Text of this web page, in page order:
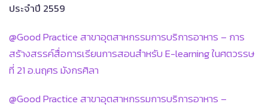
ประจำปี 2559
@Good Practice สาขาอุตสาหกรรมการบริการอาหาร – การ
สร้างสรรค์สื่อการเรียนการสอนสำหรับ E-learning ในศตวรรษ
ที่ 21 อ.นฤศร มังกรศิลา
@Good Practice สาขาอุตสาหกรรมการบริการอาหาร –